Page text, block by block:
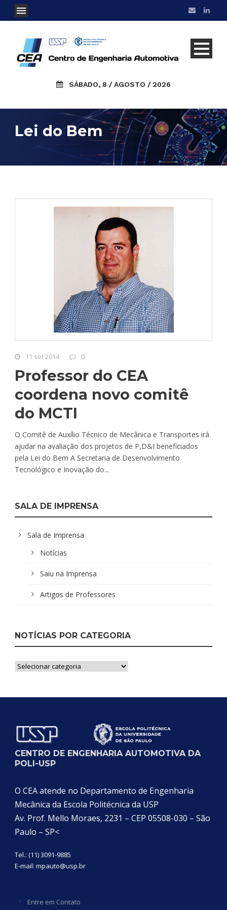
SÁBADO, 8 / AGOSTO / 2026
Lei do Bem
11 set 2014 0
Professor do CEA
coordena novo comitê
do MCTI
O Comitê de Auxílio Técnico de Mecânica e Transportes irá
ajudar na avaliação dos projetos de P,D&I beneficiados
pela Lei do Bem A Secretaria de Desenvolvimento
Tecnológico e Inovação do...
SALA DE IMPRENSA
Sala de Imprensa
Notícias
Saiu na Imprensa
Artigos de Professores
NOTÍCIAS POR CATEGORIA
Notícias
CENTRO DE ENGENHARIA AUTOMOTIVA DA
POLI-USP
O CEA atende no Departamento de Engenharia
Mecânica da Escola Politécnica da USP
Av. Prof. Mello Moraes, 2231 – CEP 05508-030 – São
Paulo – SP<
Tel.: (11) 3091-9885
E-mail: mpauto@usp.br
Entre em Contato